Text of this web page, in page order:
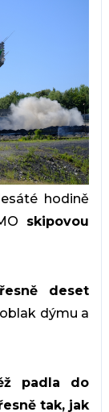
hodině
skipovou
deset
dýmu a
padla do
tak, jak